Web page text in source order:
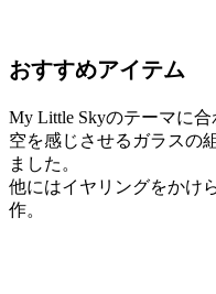
おすすめアイテム
My Little Skyのテーマに合
空を感じさせるガラスの
ました。
他にはイヤリングをかけ
作。